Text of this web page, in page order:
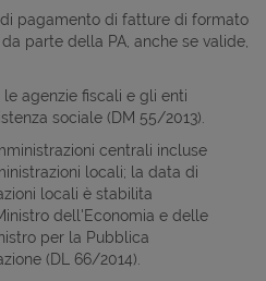
pagamento di fatture di formato
parte della PA, anche se valide,
le agenzie fiscali e gli enti
sociale (DM 55/2013).
centrali incluse
locali; la data di
locali è stabilita
dell'Economia e delle
per la Pubblica
(DL 66/2014).